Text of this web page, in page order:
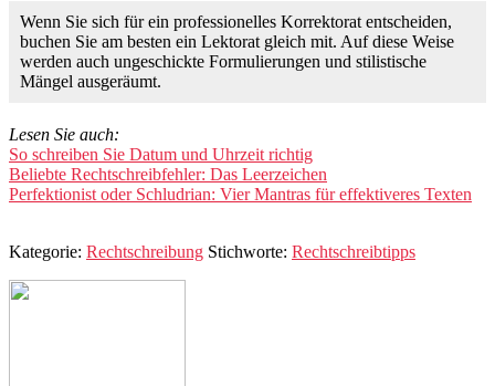
Wenn Sie sich für ein professionelles Korrektorat entscheiden,
buchen Sie am besten ein Lektorat gleich mit. Auf diese Weise
werden auch ungeschickte Formulierungen und stilistische
Mängel ausgeräumt.
Lesen Sie auch:
So schreiben Sie Datum und Uhrzeit richtig
Beliebte Rechtschreibfehler: Das Leerzeichen
Perfektionist oder Schludrian: Vier Mantras für effektiveres Texten
Kategorie: Rechtschreibung Stichworte: Rechtschreibtipps